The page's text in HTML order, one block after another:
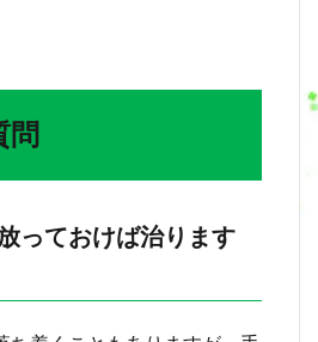
問
っておけば治ります